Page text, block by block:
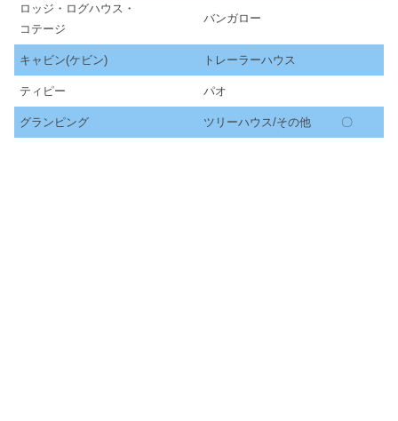
ロッジ・ログハウス・
コテージ
バンガロー
キャビン(ケビン) トレーラーハウス
ティピー パオ
グランピング ツリーハウス/その他 〇